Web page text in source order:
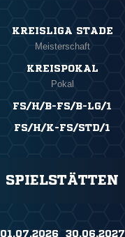
KREISLIGA STADE
Meisterschaft
KREISPOKAL
Pokal
FS/H/B-FS/B-LG/1
FS/H/K-FS/STD/1
SPIELSTÄTTEN
01.07.2026 ​ 30.06.2027